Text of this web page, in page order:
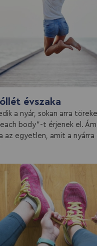
évszaka
a nyár, sokan arra
body”-t érjenek el. Ám
az egyetlen, amit a nyárra